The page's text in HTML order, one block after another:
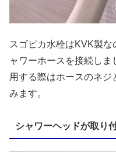
スゴピカ水栓はKVK製
ャワーホースを接続し
用する際はホースのネ
みます。
シャワーヘッドが取り